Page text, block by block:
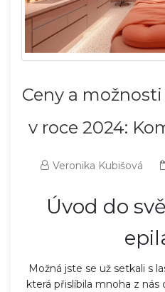
Ceny a
v roce 2024:
Veronika Kubišová
Úvod do
Možná jste se už setkali s
která přislíbila mnoha z